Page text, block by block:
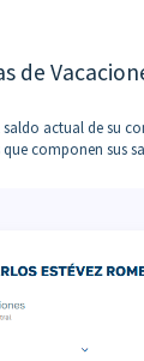
de
actual de su
componen sus